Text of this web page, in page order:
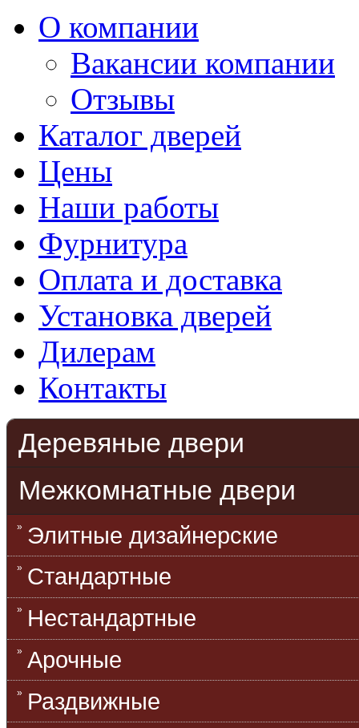
О компании
Вакансии компании
Отзывы
Каталог дверей
Цены
Наши работы
Фурнитура
Оплата и доставка
Установка дверей
Дилерам
Контакты
Деревяные двери
Межкомнатные двери
Элитные дизайнерские
Стандартные
Нестандартные
Арочные
Раздвижные